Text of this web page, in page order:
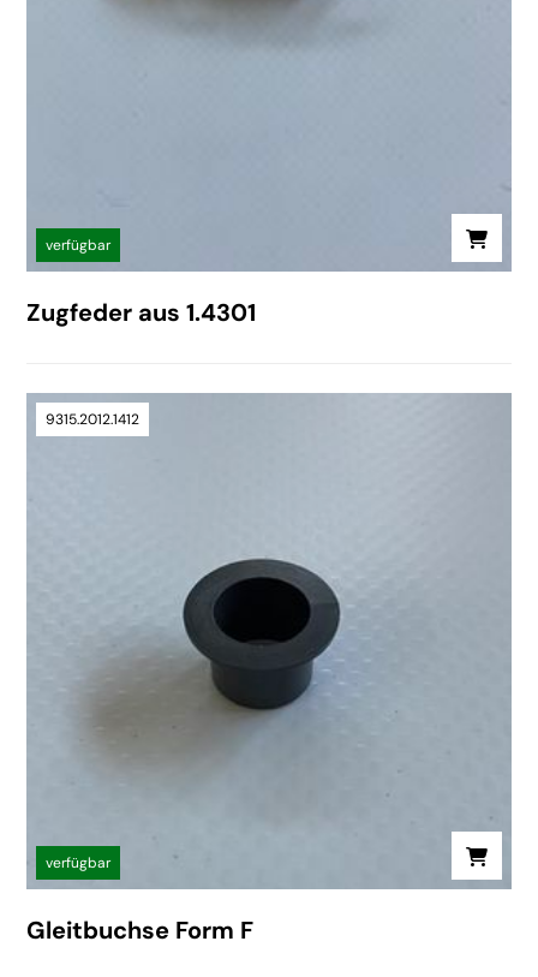
verfügbar
Zugfeder aus 1.4301
9315.2012.1412
verfügbar
Gleitbuchse Form F